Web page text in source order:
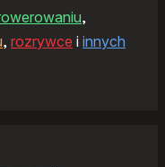
,
, rozrywce i innych